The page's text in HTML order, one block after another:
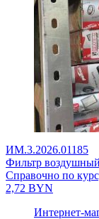
ИМ.3.2026.01185
Фильтр
Справочно по
2,72 BYN
Интернет-